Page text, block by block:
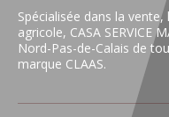
Spécialisée dans la
agricole, CASA SERVICE
Nord-Pas-de-Calais de
marque CLAAS.